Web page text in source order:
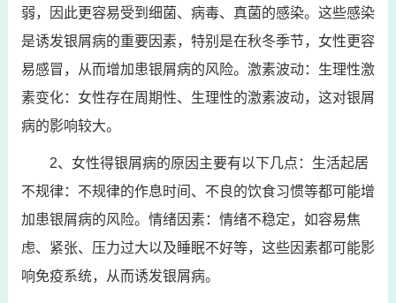
弱，因此更容易受到细菌、病毒、真菌的感染。这些感染
是诱发银屑病的重要因素，特别是在秋冬季节，女性更容
易感冒，从而增加患银屑病的风险。激素波动：生理性激
素变化：女性存在周期性、生理性的激素波动，这对银屑
病的影响较大。
2、女性得银屑病的原因主要有以下几点：生活起居
不规律：不规律的作息时间、不良的饮食习惯等都可能增
加患银屑病的风险。情绪因素：情绪不稳定，如容易焦
虑、紧张、压力过大以及睡眠不好等，这些因素都可能影
响免疫系统，从而诱发银屑病。